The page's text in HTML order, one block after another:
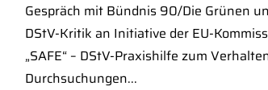
Gespräch mit Bündnis 90/Die Grünen
DStV-Kritik an Initiative der EU-
„SAFE“ – DStV-Praxishilfe zum
Durchsuchungen...